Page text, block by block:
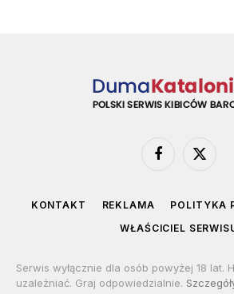
Facebook
X
KONTAKT REKLAMA
POLITYKA
WŁAŚCICIEL
Serwis wyłącznie dla osób powyżej 18 lat.
uzależniać. Graj odpowiedzialnie.